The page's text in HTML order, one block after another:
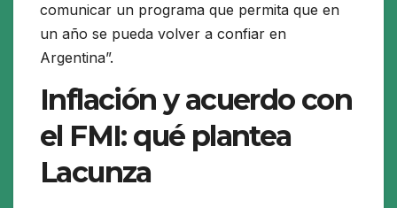
comunicar un programa que permita que en
un año se pueda volver a confiar en
Argentina”.
Inflación y acuerdo con
el FMI: qué plantea
Lacunza